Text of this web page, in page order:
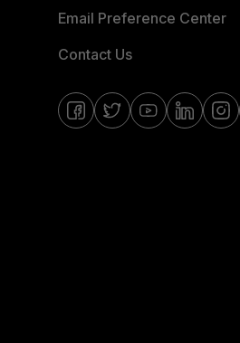
Email Preference Center
Contact Us